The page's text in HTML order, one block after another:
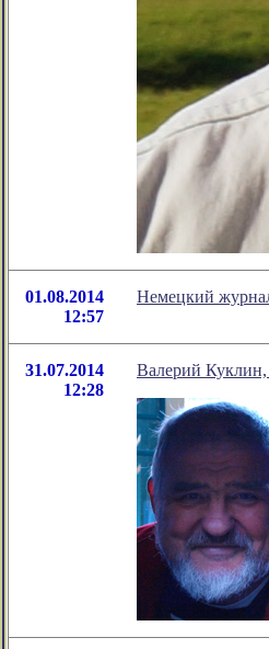
01.08.2014
12:57
Немецкий
31.07.2014
12:28
Валерий Куклин,